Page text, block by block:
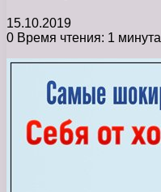
15.10.2019
0 Время чтения: 1 минута